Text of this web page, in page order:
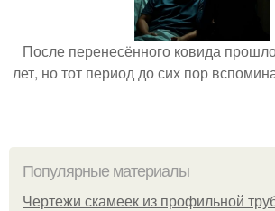
После перенесённого ковида
лет, но тот период до сих пор
Популярные материалы
Чертежи скамеек из профильной